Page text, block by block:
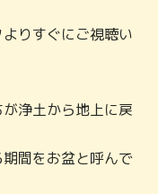
りすぐにご視聴い
浄土から地上に戻
間をお盆と呼んで